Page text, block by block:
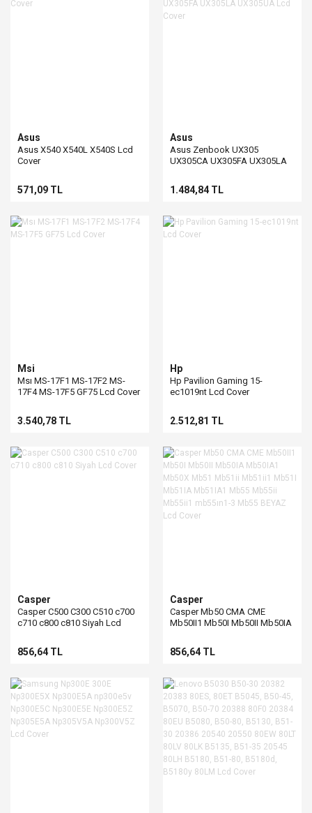
Asus
Asus X540 X540L X540S Lcd
Cover
571,09 TL
Asus
Asus Zenbook UX305
UX305CA UX305FA UX305LA
1.484,84 TL
Msi
Msı MS-17F1 MS-17F2 MS-
17F4 MS-17F5 GF75 Lcd Cover
3.540,78 TL
Hp
Hp Pavilion Gaming 15-
ec1019nt Lcd Cover
2.512,81 TL
Casper
Casper C500 C300 C510 c700
c710 c800 c810 Siyah Lcd
856,64 TL
Casper
Casper Mb50 CMA CME
Mb50II1 Mb50I Mb50II Mb50IA
Mb51IA1 Mb55 Mb55ii Mb55ii1
Cover
856,64 TL